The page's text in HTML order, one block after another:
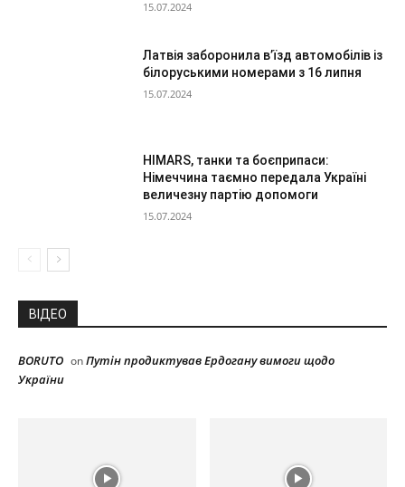
15.07.2024
Латвія заборонила в’їзд автомобілів із
білоруськими номерами з 16 липня
15.07.2024
HIMARS, танки та боєприпаси:
Німеччина таємно передала Україні
величезну партію допомоги
15.07.2024
ВІДЕО
BORUTO onПутін продиктував Ердогану вимоги щодо
України